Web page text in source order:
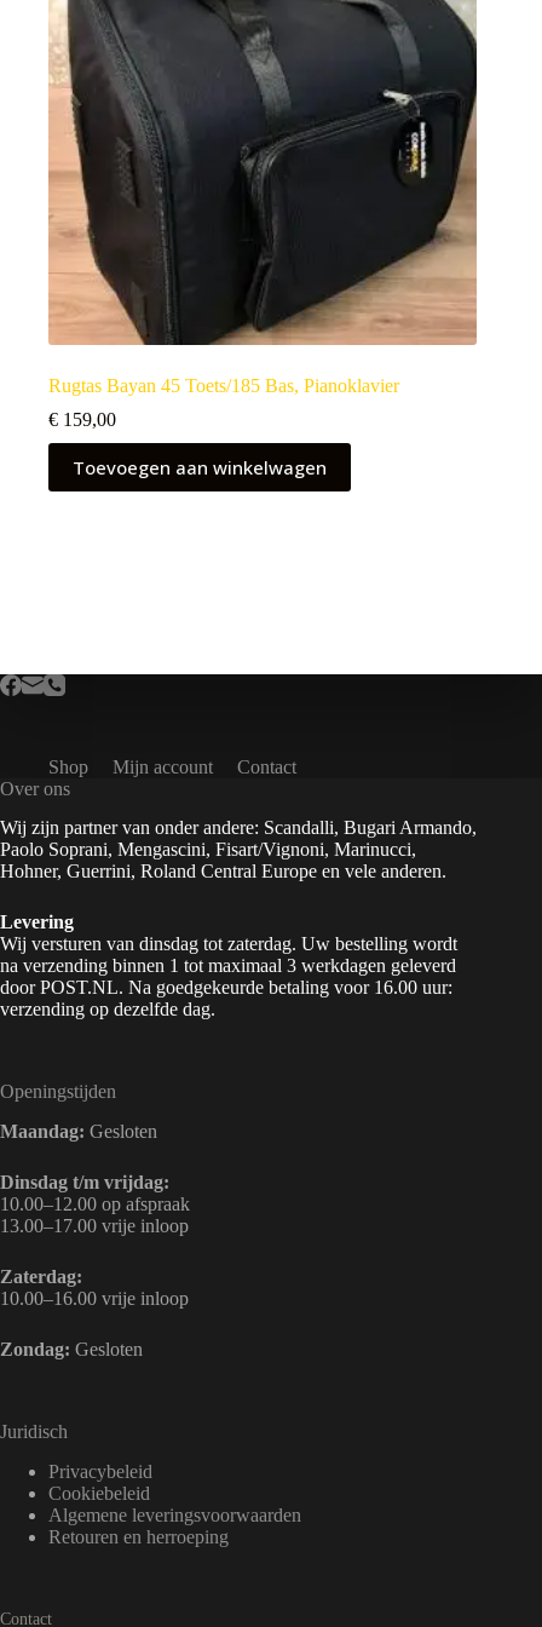
Rugtas Bayan 45 Toets/185 Bas, Pianoklavier
€ 159,00
Toevoegen aan winkelwagen
Shop Mijn account
Contact
Over ons
Wij zijn partner van onder andere: Scandalli, Bugari Armando,
Paolo Soprani, Mengascini, Fisart/Vignoni, Marinucci,
Hohner, Guerrini, Roland Central Europe en vele anderen.
Levering
Wij versturen van dinsdag tot zaterdag. Uw bestelling wordt
na verzending binnen 1 tot maximaal 3 werkdagen geleverd
door POST.NL. Na goedgekeurde betaling voor 16.00 uur:
verzending op dezelfde dag.
Openingstijden
Maandag: Gesloten
Dinsdag t/m vrijdag:
10.00–12.00 op afspraak
13.00–17.00 vrije inloop
Zaterdag:
10.00–16.00 vrije inloop
Zondag: Gesloten
Juridisch
Privacybeleid
Cookiebeleid
Algemene leveringsvoorwaarden
Retouren en herroeping
Contact